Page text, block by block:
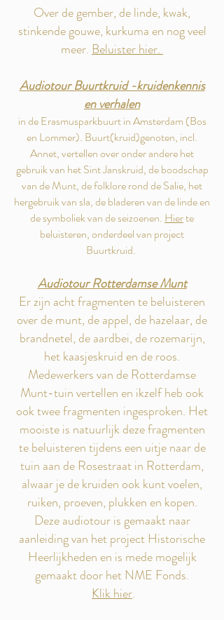
Over de gember, de linde, kwak,
stinkende gouwe, kurkuma en nog veel
meer. Beluister hier.
Audiotour Buurtkruid -kruidenkennis
en verhalen
in de Erasmusparkbuurt in Amsterdam (Bos
en Lommer). Buurt(kruid)genoten, incl.
Annet, vertellen over onder andere het
gebruik van het Sint Janskruid, de boodschap
van de Munt, de folklore rond de Salie, het
hergebruik van sla, de bladeren van de linde en
de symboliek van de seizoenen. Hierte
beluisteren, onderdeel van project
Buurtkruid.
Audiotour Rotterdamse Munt
Er zijn acht fragmenten te beluisteren
over de munt, de appel, de hazelaar, de
brandnetel, de aardbei, de rozemarijn,
het kaasjeskruid en de roos.
Medewerkers van de Rotterdamse
Munt-tuin vertellen en ikzelf heb ook
ook twee fragmenten ingesproken. Het
mooiste is natuurlijk deze fragmenten
te beluisteren tijdens een uitje naar de
tuin aan de Rosestraat in Rotterdam,
alwaar je de kruiden ook kunt voelen,
ruiken, proeven, plukken en kopen.
Deze audiotour is gemaakt naar
aanleiding van het project Historische
Heerlijkheden en is mede mogelijk
gemaakt door het NME Fonds.
Klik hier.